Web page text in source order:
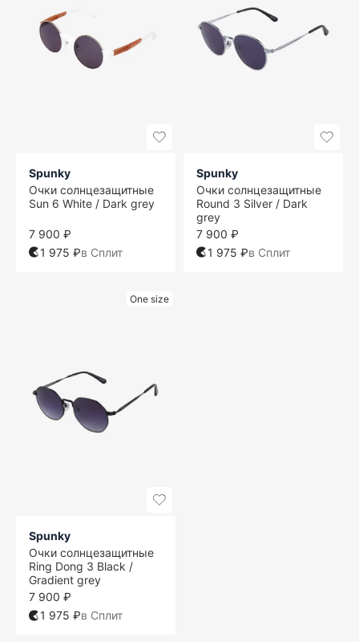
Spunky
Очки солнцезащитные
Sun 6 White / Dark grey
7 900 ₽
1 975 ₽в Сплит
Spunky
Очки солнцезащитные
Round 3 Silver / Dark
grey
7 900 ₽
1 975 ₽в Сплит
One size
Spunky
Очки солнцезащитные
Ring Dong 3 Black /
Gradient grey
7 900 ₽
1 975 ₽в Сплит